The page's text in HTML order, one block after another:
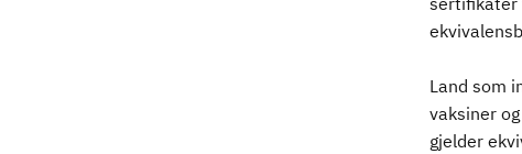
Land som
vaksiner
gjelder